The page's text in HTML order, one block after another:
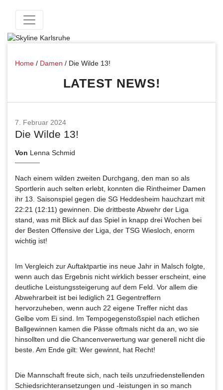
Home / Damen / Die Wilde 13!
LATEST NEWS!
7. Februar 2024
Die Wilde 13!
Von Lenna Schmid
Nach einem wilden zweiten Durchgang, den man so als
Sportlerin auch selten erlebt, konnten die Rintheimer Damen
ihr 13. Saisonspiel gegen die SG Heddesheim hauchzart mit
22:21 (12:11) gewinnen. Die drittbeste Abwehr der Liga
stand, was mit Blick auf das Spiel in knapp drei Wochen bei
der Besten Offensive der Liga, der TSG Wiesloch, enorm
wichtig ist!
Im Vergleich zur Auftaktpartie ins neue Jahr in Malsch folgte,
wenn auch das Ergebnis nicht wirklich besser erscheint, eine
deutliche Leistungssteigerung auf dem Feld. Vor allem die
Abwehrarbeit ist bei lediglich 21 Gegentreffern
hervorzuheben, wenn auch 22 eigene Treffer nicht das
Gelbe vom Ei sind. Im Tempogegenstoßspiel nach etlichen
Ballgewinnen kamen die Pässe oftmals nicht da an, wo sie
hinsollten und die Chancenverwertung war generell nicht die
beste. Am Ende gilt: Wer gewinnt, hat Recht!
Die Mannschaft freute sich, nach teils unzufriedenstellenden
Schiedsrichteransetzungen und -leistungen in so manch